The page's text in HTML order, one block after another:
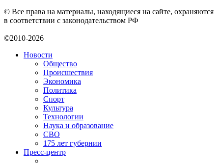
© Все права на материалы, находящиеся на сайте, охраняются
в соответствии с законодательством РФ
©2010-2026
Новости
Общество
Происшествия
Экономика
Политика
Спорт
Культура
Технологии
Наука и образование
СВО
175 лет губернии
Пресс-центр